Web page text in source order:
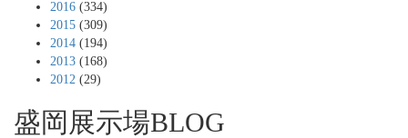
2016 (334)
2015 (309)
2014 (194)
2013 (168)
2012 (29)
盛岡展示場BLOG